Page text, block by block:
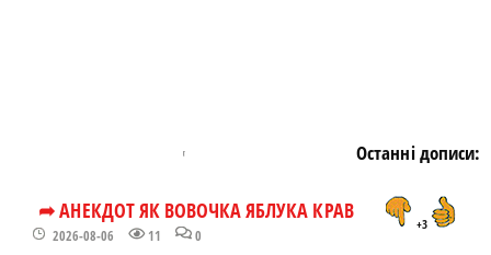
Останні дописи:
➦ АНЕКДОТ ЯК ВОВОЧКА ЯБЛУКА КРАВ
2026-08-06 11 0
+3